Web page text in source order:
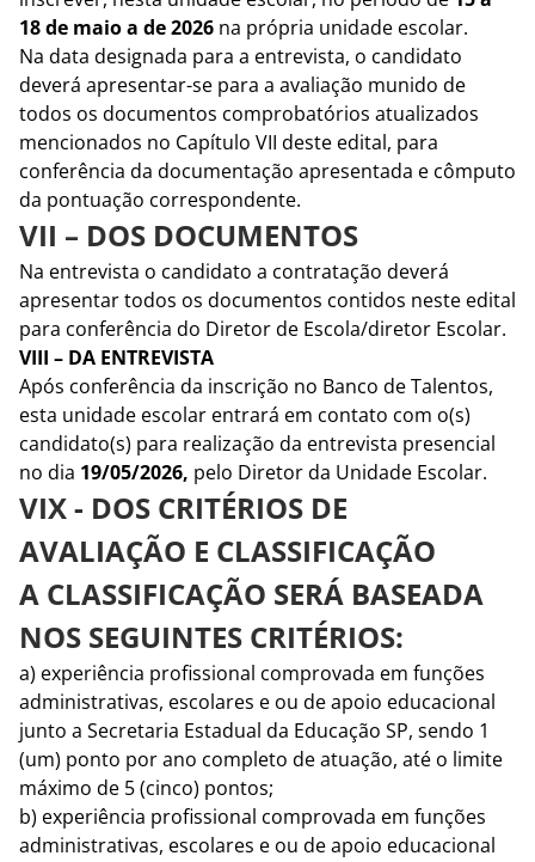
18 de maio a de 2026 na própria unidade escolar.
Na data designada para a entrevista, o candidato
deverá apresentar-se para a avaliação munido de
todos os documentos comprobatórios atualizados
mencionados no Capítulo VII deste edital, para
conferência da documentação apresentada e cômputo
da pontuação correspondente.
VII – DOS DOCUMENTOS
Na entrevista o candidato a contratação deverá
apresentar todos os documentos contidos neste edital
para conferência do Diretor de Escola/diretor Escolar.
VIII – DA ENTREVISTA
Após conferência da inscrição no Banco de Talentos,
esta unidade escolar entrará em contato com o(s)
candidato(s) para realização da entrevista presencial
no dia 19/05/2026, pelo Diretor da Unidade Escolar.
VIX - DOS CRITÉRIOS DE
AVALIAÇÃO E CLASSIFICAÇÃO
A CLASSIFICAÇÃO SERÁ BASEADA
NOS SEGUINTES CRITÉRIOS:
a) experiência profissional comprovada em funções
administrativas, escolares e ou de apoio educacional
junto a Secretaria Estadual da Educação SP, sendo 1
(um) ponto por ano completo de atuação, até o limite
máximo de 5 (cinco) pontos;
b) experiência profissional comprovada em funções
administrativas, escolares e ou de apoio educacional